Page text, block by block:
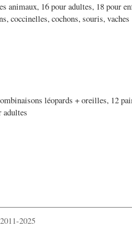
animaux, 16 pour adultes, 18 pour
coccinelles, cochons, souris, vaches
léopards + oreilles, 12
adultes
2025